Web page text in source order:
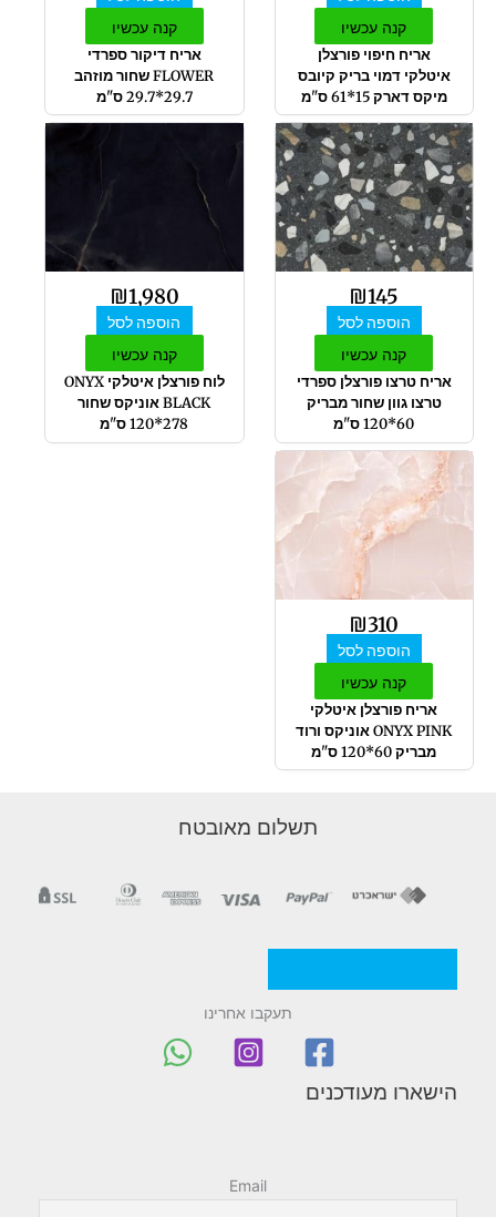
קנה עכשיו
אריח חיפוי פורצלן
איטלקי דמוי בריק קיובס
מיקס דארק 15*61 ס"מ
קנה עכשיו
אריח דיקור ספרדי
FLOWER שחור מוזהב
29.7*29.7 ס"מ
₪145
הוספה לסל
קנה עכשיו
אריח טרצו פורצלן ספרדי
טרצו גוון שחור מבריק
60*120 ס"מ
₪1,980
הוספה לסל
קנה עכשיו
לוח פורצלן איטלקי ONYX
BLACK אוניקס שחור
278*120 ס"מ
₪310
הוספה לסל
קנה עכשיו
אריח פורצלן איטלקי
ONYX PINK אוניקס ורוד
מבריק 60*120 ס"מ
תשלום מאובטח
תעקבו אחרינו
הישארו מעודכנים
Email